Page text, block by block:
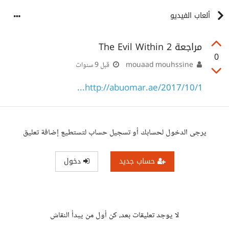
ألعاب الفيديو
0
مراجعة The Evil Within 2
قبل 9 سنوات
http://abuomar.ae/2017/10/1...
يرجى الدخول لحسابك أو تسجيل حساب لتستطيع إضافة تعليق
حساب جديد دخول
لا يوجد تعليقات بعد، كن أول من يبدأ النقاش